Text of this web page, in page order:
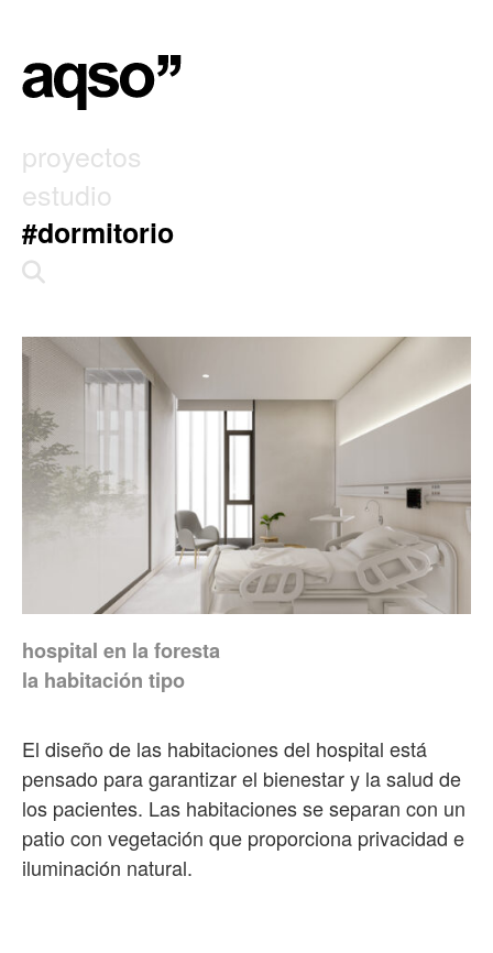
proyectos
estudio
#dormitorio
hospital en la foresta
la habitación tipo
El diseño de las habitaciones del hospital está
pensado para garantizar el bienestar y la salud de
los pacientes. Las habitaciones se separan con un
patio con vegetación que proporciona privacidad e
iluminación natural.